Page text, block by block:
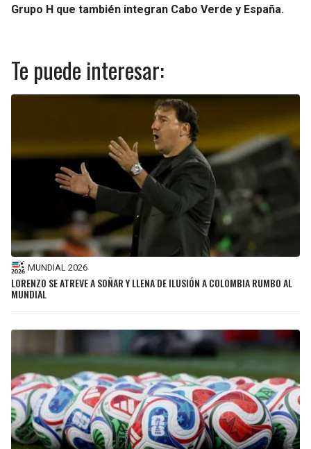
Grupo H que también integran Cabo Verde y España.
Te puede interesar:
MUNDIAL 2026
LORENZO SE ATREVE A SOÑAR Y LLENA DE ILUSIÓN A COLOMBIA RUMBO AL
MUNDIAL